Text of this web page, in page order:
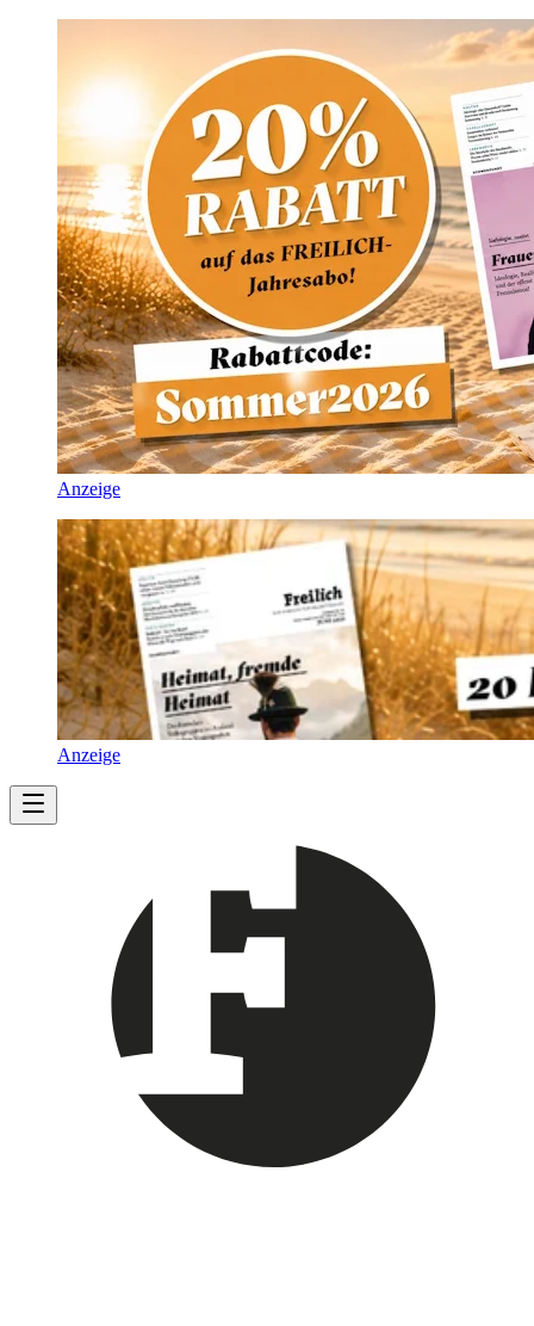
Anzeige
Anzeige